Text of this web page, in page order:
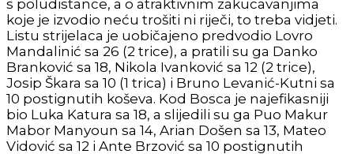
s poludistance, a o atraktivnim zakucavanjima
koje je izvodio neću trošiti ni riječi, to treba vidjeti.
Listu strijelaca je uobičajeno predvodio Lovro
Mandalinić sa 26 (2 trice), a pratili su ga Danko
Branković sa 18, Nikola Ivanković sa 12 (2 trice),
Josip Škara sa 10 (1 trica) i Bruno Levanić-Kutni sa
10 postignutih koševa. Kod Bosca je najefikasniji
bio Luka Katura sa 18, a slijedili su ga Puo Makur
Mabor Manyoun sa 14, Arian Došen sa 13, Mateo
Vidović sa 12 i Ante Brzović sa 10 postignutih